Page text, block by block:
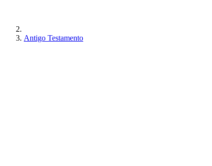
Antigo Testamento